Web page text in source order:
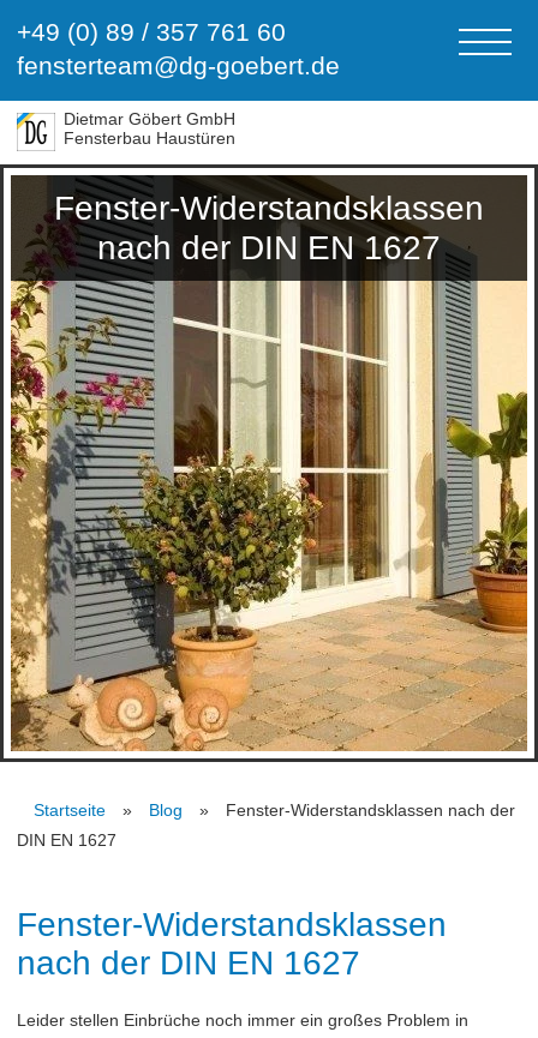
+49 (0) 89 / 357 761 60
fensterteam@dg-goebert.de
Dietmar Göbert GmbH
Fensterbau Haustüren
Fenster-Widerstandsklassen
nach der DIN EN 1627
Startseite Blog
Fenster-Widerstandsklassen nach der
DIN EN 1627
Fenster-Widerstandsklassen
nach der DIN EN 1627
Leider stellen Einbrüche noch immer ein großes Problem in